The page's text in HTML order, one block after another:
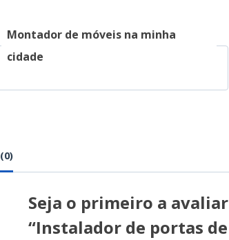
Montador de móveis na minha
cidade
Seja o primeiro a avaliar
“Instalador de portas de